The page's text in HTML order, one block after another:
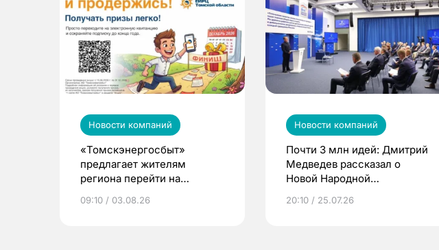
Новости компаний
«Томскэнергосбыт»
предлагает жителям
региона перейти на
выиграть призы
09:10 / 03.08.26
Новости компаний
Почти 3 млн идей: Дмитрий
Медведев рассказал о
Новой Народной
20:10 / 25.07.26